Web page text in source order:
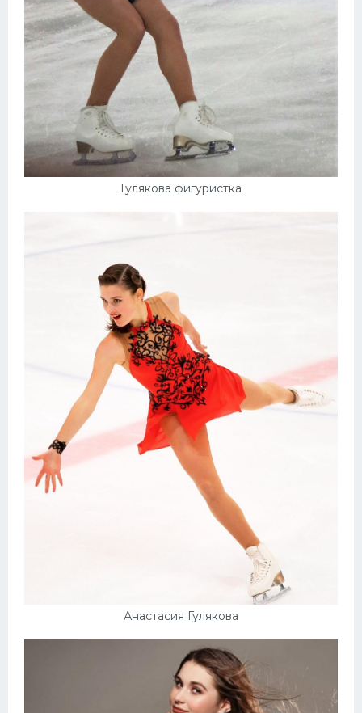
Гулякова фигуристка
Анастасия Гулякова